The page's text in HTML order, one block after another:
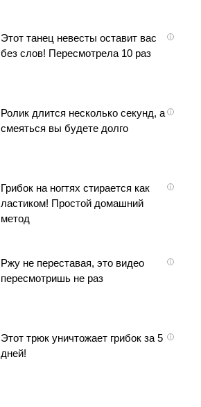
i
Этот танец невесты оставит вас
без слов! Пересмотрела 10 раз
i
Ролик длится несколько секунд, а
смеяться вы будете долго
i
Грибок на ногтях стирается как
ластиком! Простой домашний
метод
i
Ржу не переставая, это видео
пересмотришь не раз
i
Этот трюк уничтожает грибок за 5
дней!